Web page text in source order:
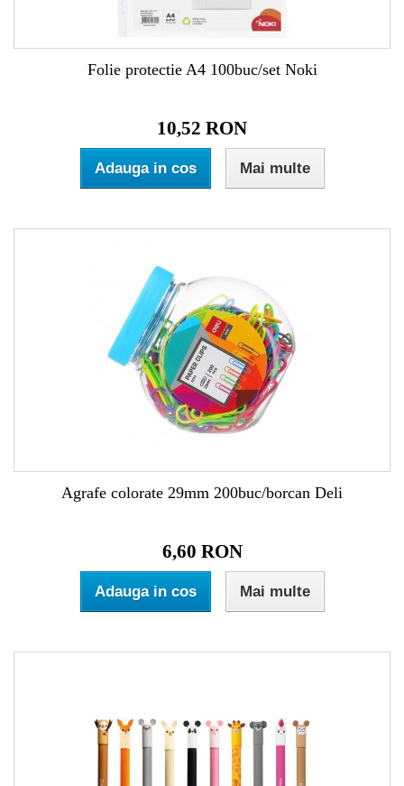
Folie protectie A4 100buc/set Noki
10,52 RON
Adauga in cos Mai multe
Agrafe colorate 29mm 200buc/borcan Deli
6,60 RON
Adauga in cos Mai multe